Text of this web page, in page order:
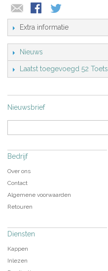
Extra informatie
Nieuws
Laatst toegevoegd 52 Toets
Nieuwsbrief
Bedrijf
Over ons
Contact
Algemene voorwaarden
Retouren
Diensten
Kappen
Inlezen